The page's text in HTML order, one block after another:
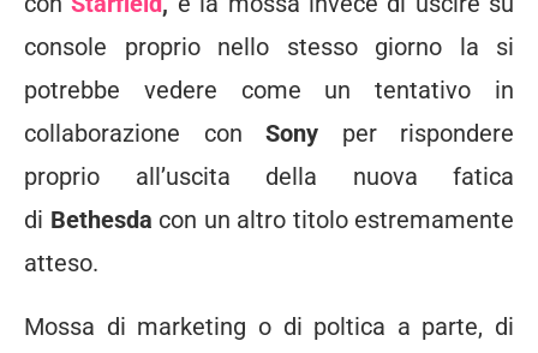
console proprio nello stesso giorno la si
potrebbe vedere come un tentativo in
collaborazione con Sony per rispondere
proprio all’uscita della nuova fatica
di Bethesda con un altro titolo estremamente
atteso.
Mossa di marketing o di poltica a parte, di